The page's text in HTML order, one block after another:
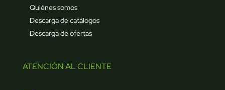
Quiénes somos
Descarga de catálogos
Descarga de ofertas
ATENCIÓN AL CLIENTE